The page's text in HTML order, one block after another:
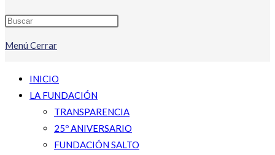
Menú Cerrar
INICIO
LA FUNDACIÓN
TRANSPARENCIA
25º ANIVERSARIO
FUNDACIÓN SALTO